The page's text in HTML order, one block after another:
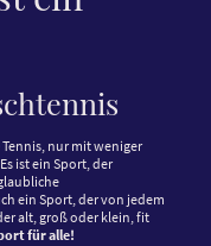
Tennis, nur mit weniger
ist ein Sport, der
ein Sport, der von jedem
alt, groß oder klein, fit
für alle!